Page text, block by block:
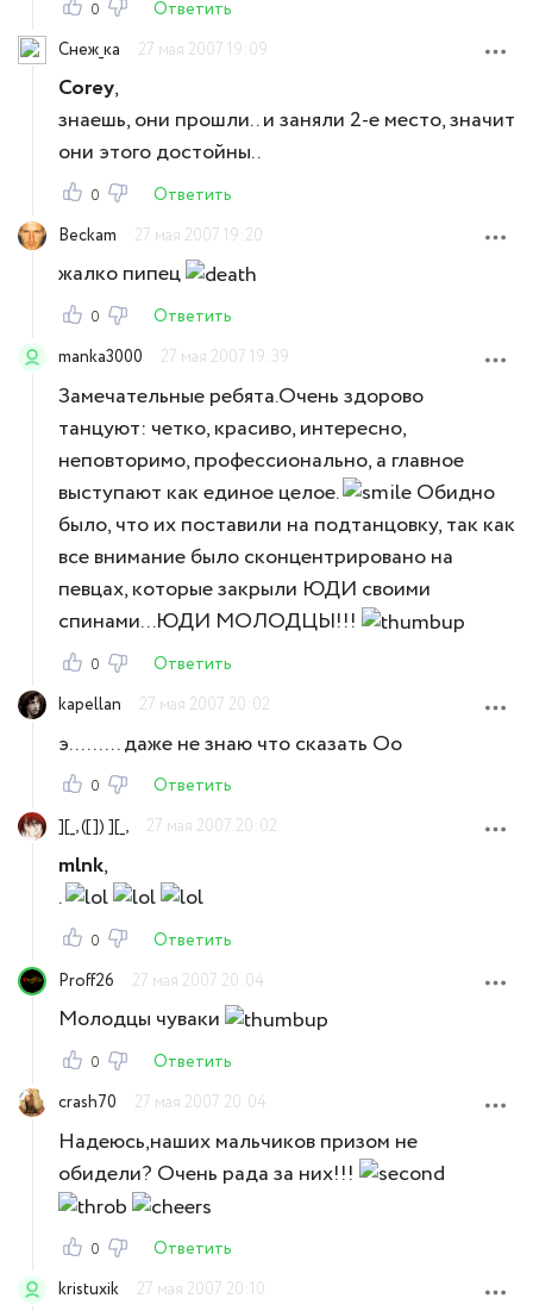
0
Ответить
Снеж_ка
27 мая 2007 19:09
Corey,
знаешь, они прошли.. и заняли 2-е место, значит
они этого достойны..
0
Ответить
Beckam
27 мая 2007 19:20
жалко пипец
0
Ответить
manka3000
27 мая 2007 19:39
Замечательные ребята.Очень здорово
танцуют: четко, красиво, интересно,
неповторимо, профессионально, а главное
выступают как единое целое.
Обидно
было, что их поставили на подтанцовку, так как
все внимание было сконцентрировано на
певцах, которые закрыли ЮДИ своими
спинами...ЮДИ МОЛОДЦЫ!!!
0
Ответить
kapellan
27 мая 2007 20:02
э......... даже не знаю что сказать Оо
0
Ответить
][_, ([]) ][_,
27 мая 2007 20:02
mlnk,
.
0
Ответить
Proff26
27 мая 2007 20:04
Молодцы чуваки
0
Ответить
crash70
27 мая 2007 20:04
Надеюсь,наших мальчиков призом не
обидели? Очень рада за них!!!
0
Ответить
kristuxik
27 мая 2007 20:10